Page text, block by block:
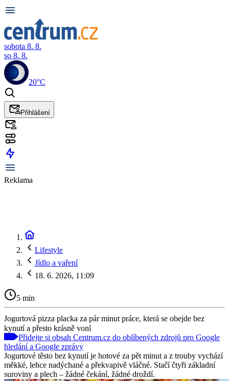
sobota 8. 8.
so 8. 8.
20°C
Přihlášení
Reklama
Lifestyle
Jídlo a vaření
18. 6. 2026, 11:09
5 min
Jogurtová pizza placka za pár minut práce, která se obejde bez
kynutí a přesto krásně voní
Přidejte si obsah Centrum.cz do oblíbených zdrojů pro Google
hledání a Google zprávy
Jogurtové těsto bez kynutí je hotové za pět minut a z trouby vychází
měkké, lehce nadýchané a překvapivě vláčné. Stačí čtyři základní
suroviny a plech – žádné čekání, žádné droždí.